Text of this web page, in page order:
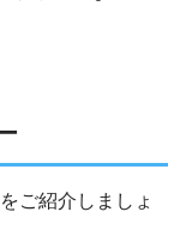
ご紹介しましょ